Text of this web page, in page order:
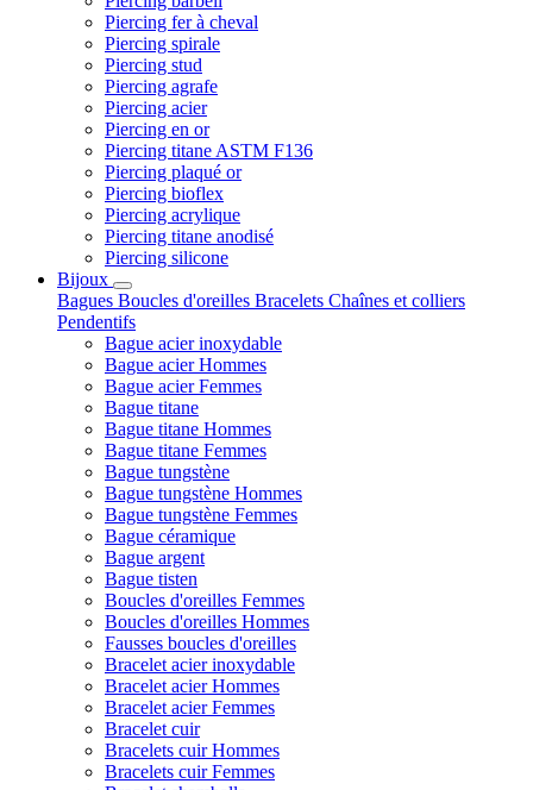
Piercing fer à cheval
Piercing spirale
Piercing stud
Piercing agrafe
Piercing acier
Piercing en or
Piercing titane ASTM F136
Piercing plaqué or
Piercing bioflex
Piercing acrylique
Piercing titane anodisé
Piercing silicone
Bijoux
Bagues Boucles d'oreilles Bracelets Chaînes et colliers
Pendentifs
Bague acier inoxydable
Bague acier Hommes
Bague acier Femmes
Bague titane
Bague titane Hommes
Bague titane Femmes
Bague tungstène
Bague tungstène Hommes
Bague tungstène Femmes
Bague céramique
Bague argent
Bague tisten
Boucles d'oreilles Femmes
Boucles d'oreilles Hommes
Fausses boucles d'oreilles
Bracelet acier inoxydable
Bracelet acier Hommes
Bracelet acier Femmes
Bracelet cuir
Bracelets cuir Hommes
Bracelets cuir Femmes